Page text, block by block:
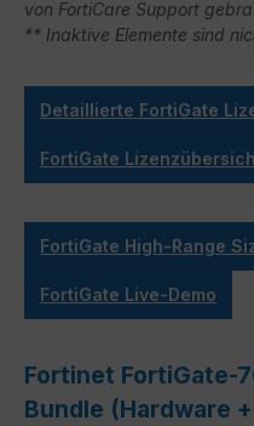
von FortiCare Support
** Inaktive Elemente sind
Detaillierte FortiGate
FortiGate
FortiGate High-Range
FortiGate Live-Demo
Fortinet FortiGate-
Bundle (Hardware